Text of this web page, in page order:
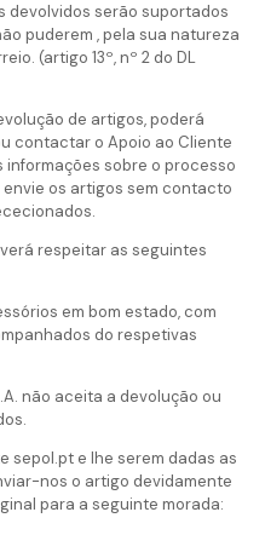
devolvidos serão suportados
puderem , pela sua natureza
(artigo 13º, nº 2 do DL
de artigos, poderá
contactar o Apoio ao Cliente
sobre o processo
os artigos sem contacto
respeitar as seguintes
em bom estado, com
do respetivas
não aceita a devolução ou
sepol.pt e lhe serem dadas as
nos o artigo devidamente
para a seguinte morada: